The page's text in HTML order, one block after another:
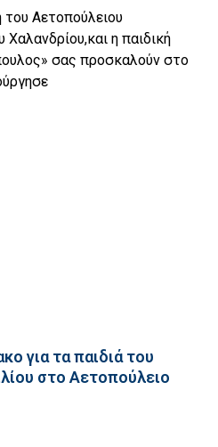
Αετοπούλειου
η παιδική
σας προσκαλούν στο
για τα παιδιά του
στο Αετοπούλειο